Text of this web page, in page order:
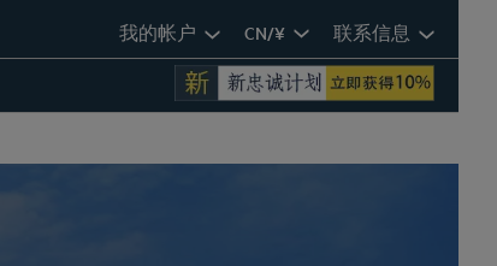
我的帐户 CN/¥ 联系信息